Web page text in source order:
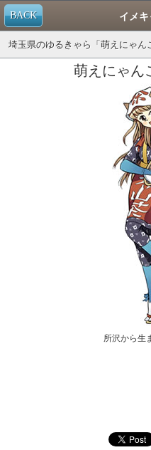
BACK イメキ
埼玉県のゆるきゃら「萌えにゃん
萌えにゃん
所沢から生